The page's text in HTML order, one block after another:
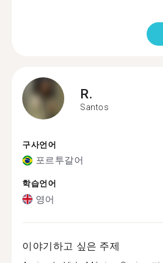
R.
Santos
구사언어
포르투갈어
학습언어
영어
이야기하고 싶은 주제